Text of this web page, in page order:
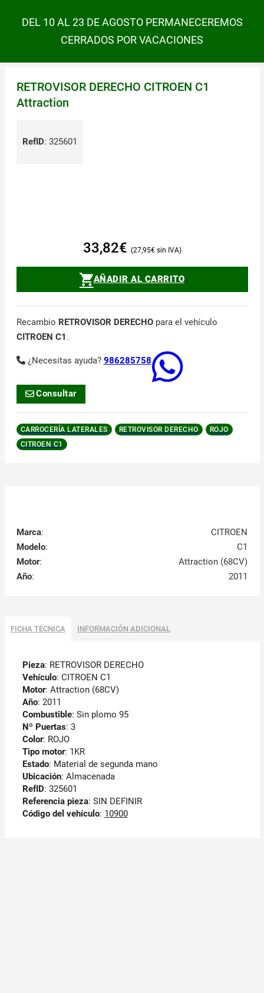
DEL 10 AL 23 DE AGOSTO PERMANECEREMOS
CERRADOS POR VACACIONES
RETROVISOR DERECHO CITROEN C1
Attraction
RefID: 325601
33,82€ 27,95€
AÑADIR AL CARRITO
Recambio RETROVISOR DERECHOpara el vehículo
CITROEN C1 .
¿Necesitas ayuda? 986285758
Consultar
CARROCERÍA LATERALES RETROVISOR DERECHO
ROJO
CITROEN C1
Marca:
CITROEN
Modelo:
C1
Motor:
Attraction (68CV)
Año: 2011
FICHA TÉCNICA INFORMACIÓN ADICIONAL
Pieza: RETROVISOR DERECHO
Vehículo: CITROEN C1
Motor: Attraction (68CV)
Año: 2011
Combustible: Sin plomo 95
Nº Puertas: 3
Color: ROJO
Tipo motor: 1KR
Estado: Material de segunda mano
Ubicación: Almacenada
RefID: 325601
Referencia pieza: SIN DEFINIR
Código del vehículo: 10900